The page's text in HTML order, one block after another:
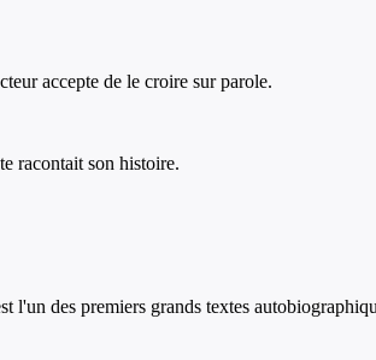
accepte de le croire sur parole.
racontait son histoire.
l'un des premiers grands textes